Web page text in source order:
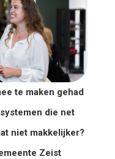
te maken gehad
die net
niet makkelijker?
Zeist